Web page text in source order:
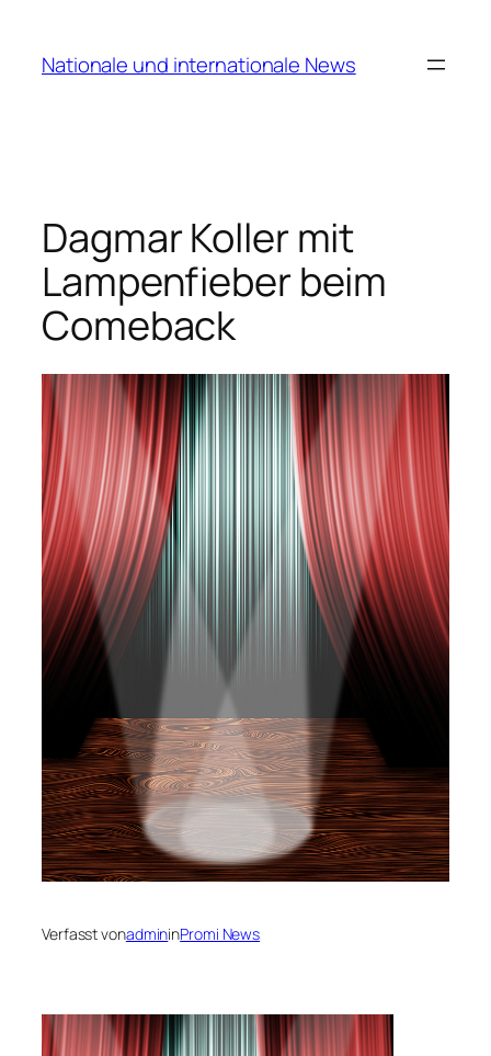
springen
Nationale und internationale News
Dagmar Koller mit
Lampenfieber beim
Comeback
Verfasst vonadmininPromi News